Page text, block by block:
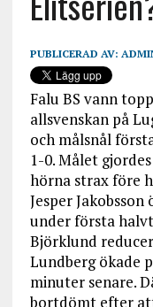
PUBLICERAD AV:
Falu BS vann
allsvenskan på
och målsnål
1-0. Målet
hörna strax före
Jesper
under första
Björklund
Lundberg ökade
minuter senare.
bortdömt efter